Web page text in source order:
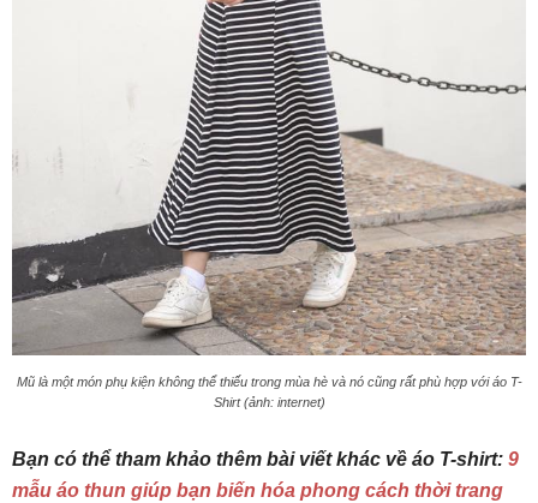
Mũ là một món phụ kiện không thể thiếu trong mùa hè và nó cũng rất phù hợp với áo T-
Shirt (ảnh: internet)
Bạn có thể tham khảo thêm bài viết khác về áo T-shirt: 9
mẫu áo thun giúp bạn biến hóa phong cách thời trang